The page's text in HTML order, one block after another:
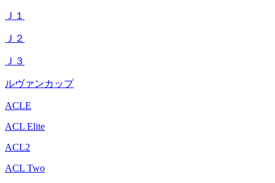
Ｊ１
Ｊ２
Ｊ３
ルヴァンカップ
ACLE
ACL Elite
ACL2
ACL Two